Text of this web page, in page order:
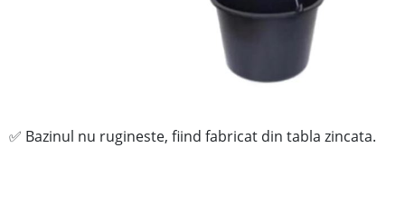
✅ Bazinul nu rugineste, fiind fabricat din tabla zincata.